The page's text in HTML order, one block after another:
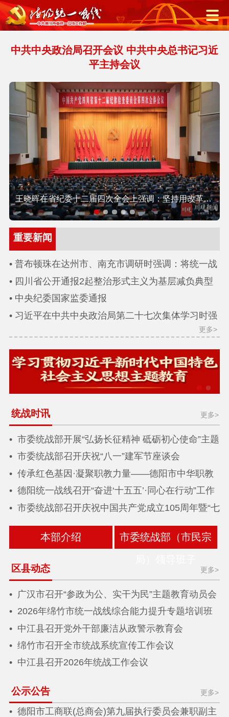
中共中央政治局召开会议 中共中央总书记习近
平主持会议
王晓晖在省纪委十二届四次全会上强调：坚持用改革精神和严的标准管党治党，坚定不移把党风廉政建设和反腐败斗争向纵深推进
重要新闻
普布顿珠在达州市、南充市调研时强调：将统一战
线独特优势转化为服务高质量发展的坚实支撑
四川省公开通报2起整治形式主义为基层减负典型
问题
中央纪委国家监委通报
习近平在中共中央政治局第二十七次集体学习时强
调 强化政治引领 深化创新发展 高质量推进国防和军
队现代化
更多>
统战时讯 更多>
市委统战部开展“弘扬长征精神 砥砺初心使命”主题
党日活动
市委统战部召开庆祝“八一”建军节座谈会
传承红色基因·凝聚职教力量——德阳市中华职教
社赴遵义开展学习调研
德阳统一战线召开“奋进‘十五五’·同心在行动”工作
推进会暨全市统战工作半年推进会
市委统战部召开庆祝中国共产党成立105周年暨“七
一”表彰大会
本部介绍
市委统战部（市民宗
区县动态 更多>
广汉市召开“参政为公、实干为民”主题教育动员会
暨党外干部廉洁从政警示教育会
2026年绵竹市统一战线综合能力提升专题培训班
圆满举办
中江县召开党外干部廉洁从政警示教育会
绵竹市召开全市统战系统宣传工作会议
中江县召开2026年统战工作会议
公示公告 更多>
德阳市工商联(总商会)第九届执行委员会兼职副主